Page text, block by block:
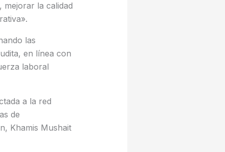
mejorar la calidad
las
en línea con
laboral
a la red
de
Khamis Mushait